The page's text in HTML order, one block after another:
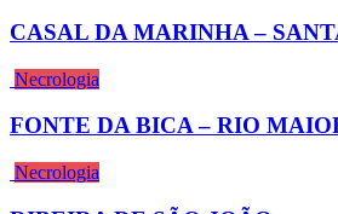
CASAL DA MARINHA –
Necrologia
FONTE DA BICA – RIO
Necrologia